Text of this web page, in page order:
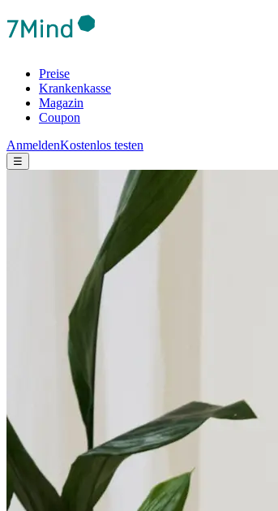
Preise
Krankenkasse
Magazin
Coupon
AnmeldenKostenlos testen
☰